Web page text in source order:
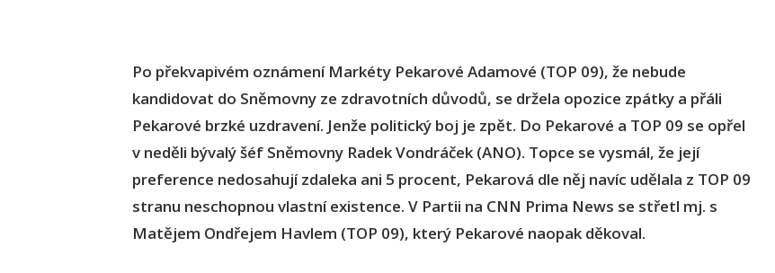
Po překvapivém oznámení Markéty Pekarové Adamové (TOP 09), že nebude
kandidovat do Sněmovny ze zdravotních důvodů, se držela opozice zpátky a přáli
Pekarové brzké uzdravení. Jenže politický boj je zpět. Do Pekarové a TOP 09 se opřel
v neděli bývalý šéf Sněmovny Radek Vondráček (ANO). Topce se vysmál, že její
preference nedosahují zdaleka ani 5 procent, Pekarová dle něj navíc udělala z TOP 09
stranu neschopnou vlastní existence. V Partii na CNN Prima News se střetl mj. s
Matějem Ondřejem Havlem (TOP 09), který Pekarové naopak děkoval.